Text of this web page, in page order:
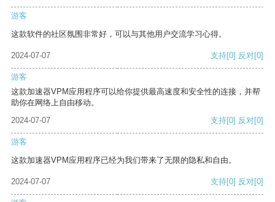
游客
这款软件的社区氛围非常好，可以与其他用户交流学习心得。
2024-07-07 支持[0] 反对[0]
游客
这款加速器VPM应用程序可以给你提供最高速度和安全性的连接，并帮
助你在网络上自由移动。
2024-07-07
支持[0] 反对[0]
游客
这款加速器VPM应用程序已经为我们带来了无限的隐私和自由。
2024-07-07 支持[0] 反对[0]